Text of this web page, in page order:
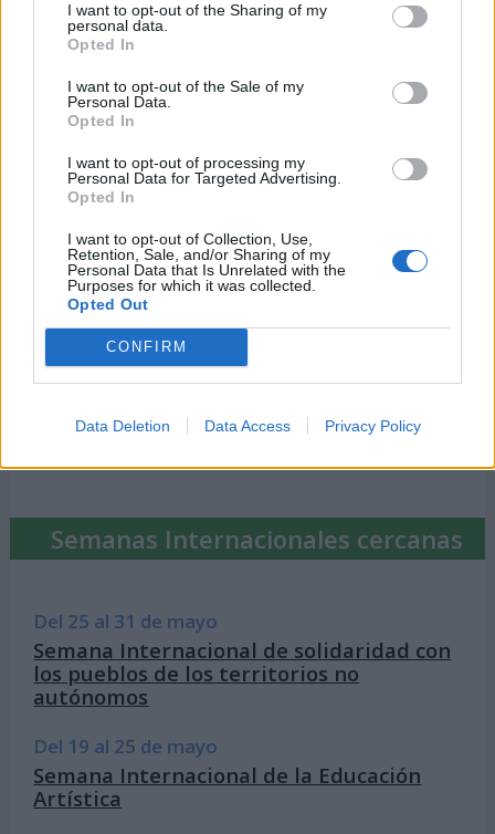
I want to opt-out of the Sharing of my
personal data.
Opted In
I want to opt-out of the Sale of my
Personal Data.
Opted In
I want to opt-out of processing my
Personal Data for Targeted Advertising.
Opted In
I want to opt-out of Collection, Use,
Retention, Sale, and/or Sharing of my
Personal Data that Is Unrelated with the
Purposes for which it was collected.
Opted Out
CONFIRM
Data Deletion Data Access Privacy Policy
Días Internacionales y Mundiales
cercanos
17 de mayo
Día Mundial de las Telecomunicaciones y la
Sociedad de la Información
Día Mundial del Reciclaje
Día Mundial de la Hipertensión Arterial
Día Internacional contra la Homofobia, la
Transfobia y la Bifobia
Día Mundial de Internet
Semanas Internacionales cercanas
Del 25 al 31 de mayo
Semana Internacional de solidaridad con
los pueblos de los territorios no
autónomos
Del 19 al 25 de mayo
Semana Internacional de la Educación
Artística